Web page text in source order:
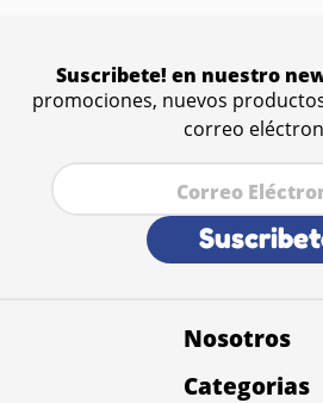
Suscribete! en nuestro
promociones, nuevos
correo
Nosotros
Categorias